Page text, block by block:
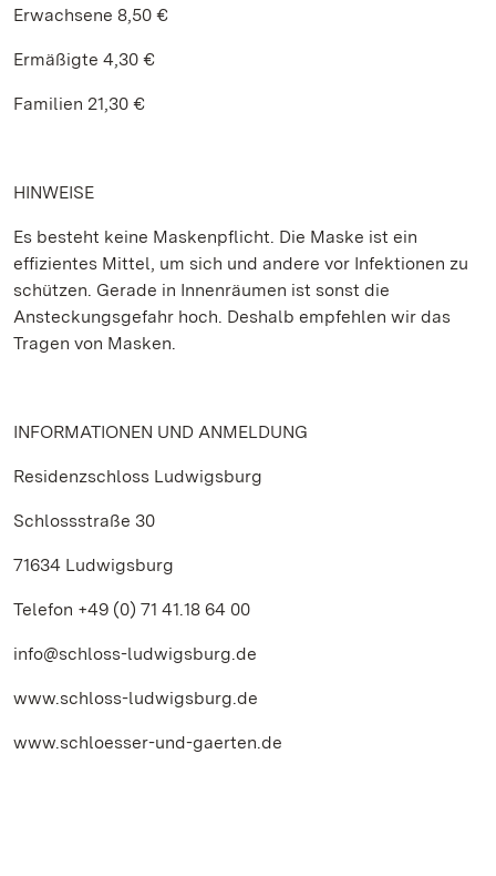
Erwachsene 8,50 €
Ermäßigte 4,30 €
Familien 21,30 €
HINWEISE
Es besteht keine Maskenpflicht. Die Maske ist ein
effizientes Mittel, um sich und andere vor Infektionen zu
schützen. Gerade in Innenräumen ist sonst die
Ansteckungsgefahr hoch. Deshalb empfehlen wir das
Tragen von Masken.
INFORMATIONEN UND ANMELDUNG
Residenzschloss Ludwigsburg
Schlossstraße 30
71634 Ludwigsburg
Telefon +49 (0) 71 41.18 64 00
info@schloss-ludwigsburg.de
www.schloss-ludwigsburg.de
www.schloesser-und-gaerten.de